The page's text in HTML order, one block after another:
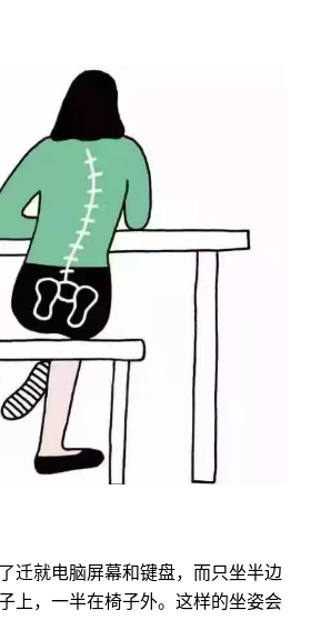
迁就电脑屏幕和键盘，而只坐半边
上，一半在椅子外。这样的坐姿会